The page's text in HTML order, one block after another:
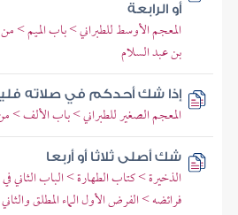
أو الرابعة
المعجم الأوسط للطبراني > باب الميم >
بن عبد السلام
إذا شك أحدكم في صلاته
المعجم الصغير للطبراني > باب الألف >
شك أصلى ثلاثا أو أربعا
الذخيرة > كتاب الطهارة > الباب الثاني
فرائضه > الفرض الأول الماء المطلق والثاني